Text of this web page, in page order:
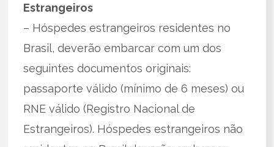
Estrangeiros
– Hóspedes estrangeiros residentes no
Brasil, deverão embarcar com um dos
seguintes documentos originais:
passaporte válido (mínimo de 6 meses) ou
RNE válido (Registro Nacional de
Estrangeiros). Hóspedes estrangeiros não